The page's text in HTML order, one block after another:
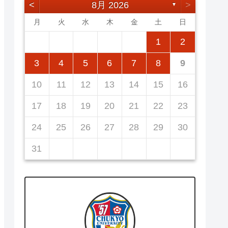
< 8月 2026 ▼ >
月 火 水 木 金 土 日
1 2
3 4 5 6 7 8 9
10 11 12 13 14 15 16
17 18 19 20 21 22 23
24 25 26 27 28 29 30
31